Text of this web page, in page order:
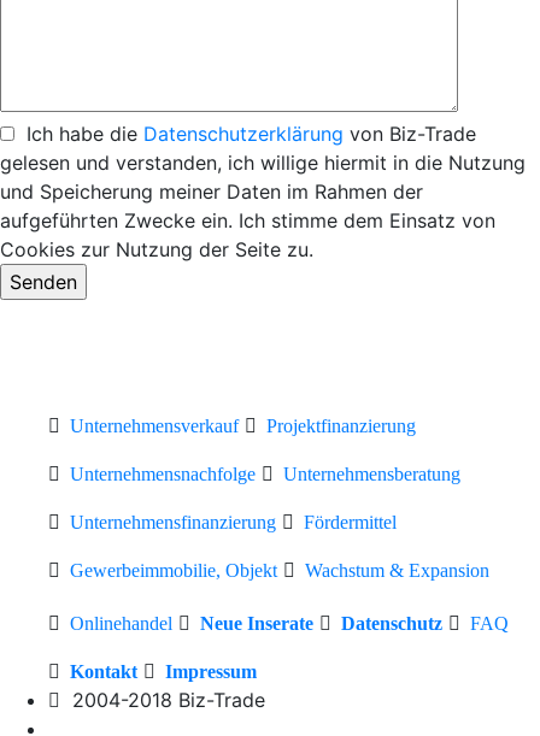
Ich habe die Datenschutzerklärung von Biz-Trade
gelesen und verstanden, ich willige hiermit in die Nutzung
und Speicherung meiner Daten im Rahmen der
aufgeführten Zwecke ein. Ich stimme dem Einsatz von
Cookies zur Nutzung der Seite zu.
Unternehmensverkauf Projektfinanzierung
Unternehmensnachfolge Unternehmensberatung
Unternehmensfinanzierung Fördermittel
Gewerbeimmobilie, Objekt Wachstum & Expansion
Onlinehandel Neue Inserate Datenschutz FAQ
Kontakt Impressum
2004-2018 Biz-Trade